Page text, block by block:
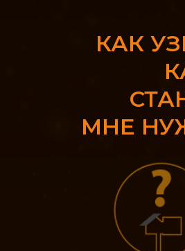
КАК
МНЕ